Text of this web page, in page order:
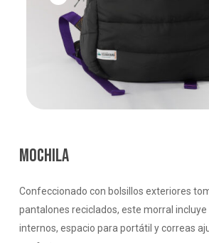
MOCHILA
Confeccionado con bolsillos exteriores
pantalones reciclados, este morral
internos, espacio para portátil y correas